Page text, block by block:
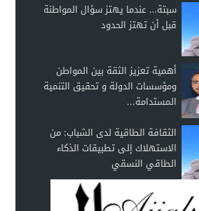
سبتة… عندما يهتز سؤال المواطنة
قبل أن تهتز الحدود
أهمية تعزيز الثقة بين المواطن
ومؤسسات الدولة و تحقيق التنمية
المستدامة...
الثقافة الطاقية لدى الشباب: من
الاستهلاك إلى تطبيقات الذكاء
الطاقي النسقي